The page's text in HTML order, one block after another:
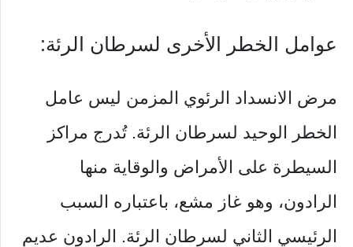
عوامل الخطر الأخرى لسرطان الرئة:
مرض الانسداد الرئوي المزمن ليس عامل
الخطر الوحيد لسرطان الرئة. تُدرج مراكز
السيطرة على الأمراض والوقاية منها
الرادون، وهو غاز مشع، باعتباره السبب
الرئيسي الثاني لسرطان الرئة. الرادون عديم